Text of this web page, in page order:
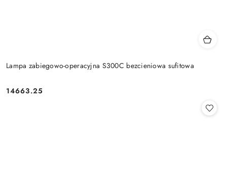
Lampa zabiegowo-operacyjna S300C bezcieniowa sufitowa
Cena:
14663.25